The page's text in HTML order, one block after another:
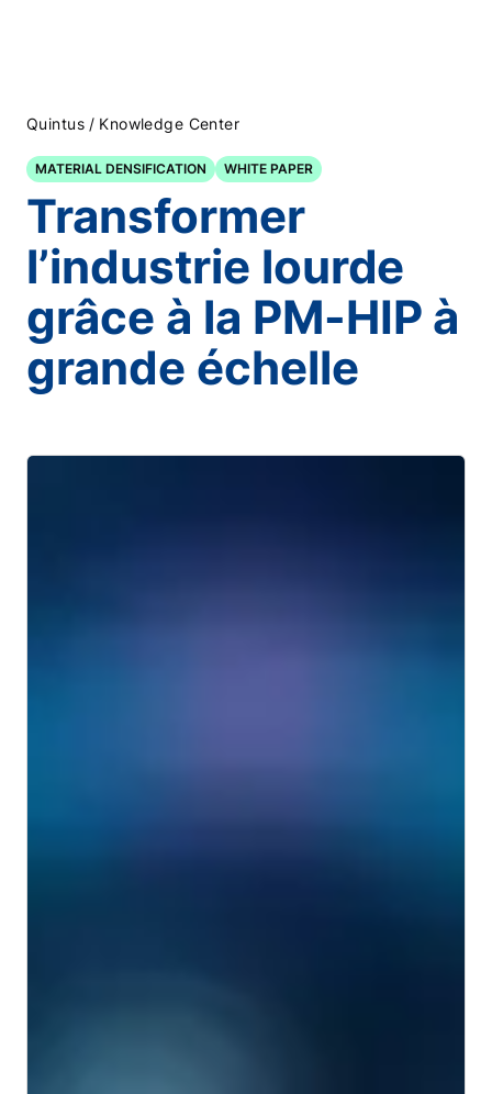
Quintus / Knowledge Center
MATERIAL DENSIFICATION WHITE PAPER
Transformer
l’industrie lourde
grâce à la PM-HIP à
grande échelle